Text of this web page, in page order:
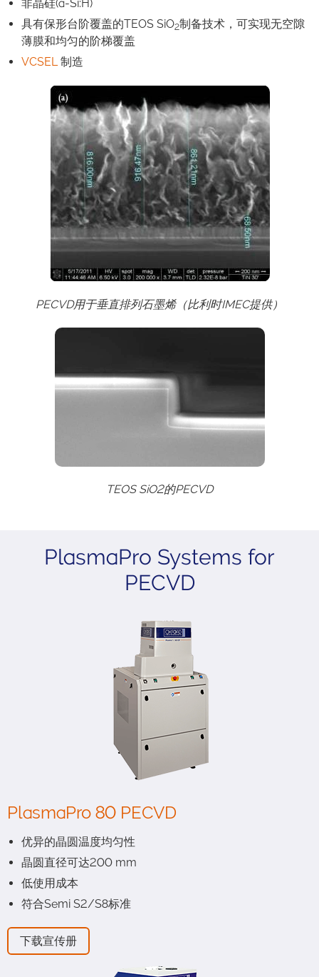
非晶硅(a-Si:H)
具有保形台阶覆盖的TEOS SiO2制备技术，可实现无空隙
薄膜和均匀的阶梯覆盖
VCSEL制造
PECVD用于垂直排列石墨烯（比利时IMEC提供）
TEOS SiO2的PECVD
PlasmaPro Systems for
PECVD
PlasmaPro 80 PECVD
优异的晶圆温度均匀性
晶圆直径可达200 mm
低使用成本
符合Semi S2/S8标准
下载宣传册